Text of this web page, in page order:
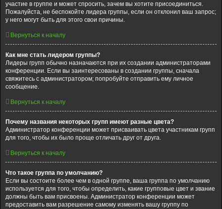
участие в группе и может спросить, зачем вы хотите присоединиться.
Пожалуйста, не беспокойте лидера группы, если он отклонил ваш запрос;
у него могут быть для этого свои причины.
Вернуться к началу
Как мне стать лидером группы?
Лидеры групп обычно назначаются при их создании администраторами
конференции. Если вы заинтересованы в создании группы, сначала
свяжитесь с администратором; попробуйте отправить ему личное
сообщение.
Вернуться к началу
Почему названия некоторых групп имеют разные цвета?
Администратор конференции может присваивать цвета участникам групп
для того, чтобы их было проще отличать друг от друга.
Вернуться к началу
Что такое группа по умолчанию?
Если вы состоите более чем в одной группе, ваша группа по умолчанию
используется для того, чтобы определить, какие групповые цвет и звание
должны быть вам присвоены. Администратор конференции может
предоставить вам разрешение самому изменять вашу группу по